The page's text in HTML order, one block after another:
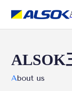
ALSOK
About us